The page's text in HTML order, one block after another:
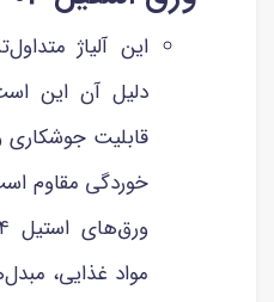
این آلیاژ
دلیل آن این
قابلیت جوشکاری
خوردگی مقاوم
مواد غذایی،